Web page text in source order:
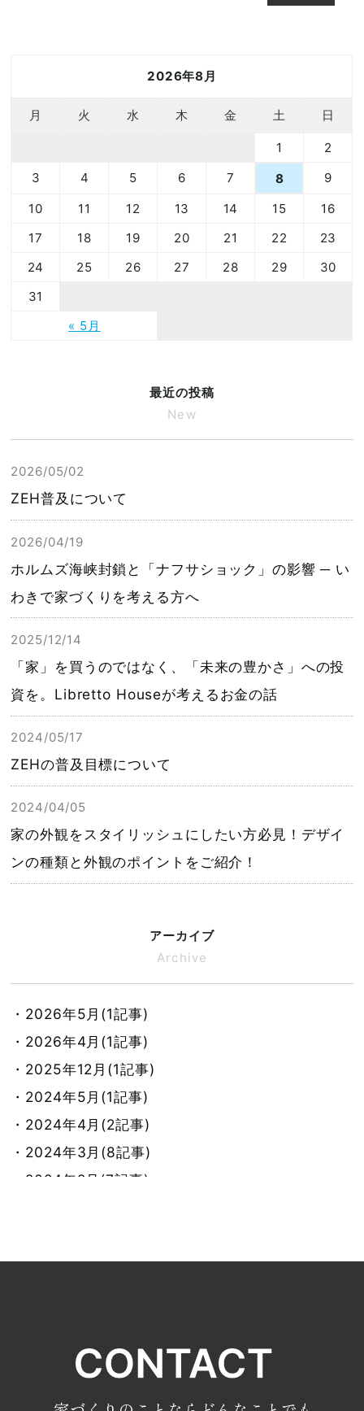
2026年8月
月 火 水 木 金 土 日
« 5月
1
2
3
4 5 6 7 8
9
10
11 12 13 14 15
16
17
18 19 20 21 22
23
24
25 26 27 28 29
30
31
最近の投稿
New
2026/05/02
ZEH普及について
2026/04/19
ホルムズ海峡封鎖と「ナフサショック」の影響 ─ い
わきで家づくりを考える方へ
2025/12/14
「家」を買うのではなく、「未来の豊かさ」への投
資を。Libretto Houseが考えるお金の話
2024/05/17
ZEHの普及目標について
2024/04/05
家の外観をスタイリッシュにしたい方必見！デザイ
ンの種類と外観のポイントをご紹介！
アーカイブ
Archive
・2026年5月(1記事)
・2026年4月(1記事)
・2025年12月(1記事)
・2024年5月(1記事)
・2024年4月(2記事)
・2024年3月(8記事)
・2024年2月(7記事)
・2023年11月(7記事)
・2023年8月(8記事)
・2023年7月(9記事)
・2023年6月(7記事)